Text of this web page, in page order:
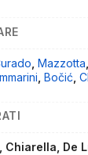
Mazzotta
Bočić
Chiarella, De